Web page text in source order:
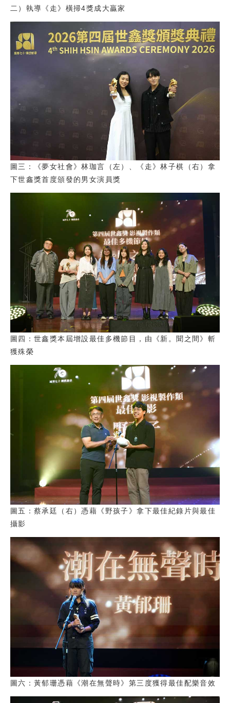
二）執導《走》橫掃4獎成大贏家
圖三：《夢女社會》林珈言（左）、《走》林子棋（右）拿
下世鑫獎首度頒發的男女演員獎
圖四：世鑫獎本屆增設最佳多機節目，由《新。聞之間》斬
獲殊榮
圖五：蔡承廷（右）憑藉《野孩子》拿下最佳紀錄片與最佳
攝影
圖六：黃郁珊憑藉《潮在無聲時》第三度獲得最佳配樂音效